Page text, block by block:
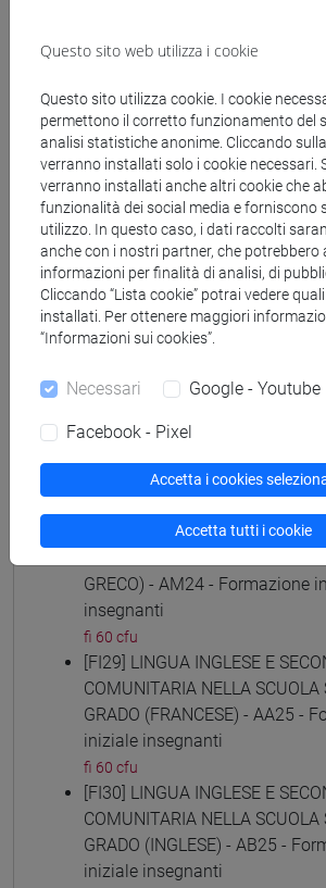
[FI24] LINGUE E CULTURE
ISTITUTI DI ISTRUZIONE DI II
(GIAPPONESE) - AJ24 -
insegnanti
fi 60 cfu
[FI25] LINGUE E CULTURE
ISTITUTI DI ISTRUZIONE DI II
(PORTOGHESE) - AN24 -
insegnanti
fi 60 cfu
[FI26] LINGUA E CULTURA
(EBRAICO) - AK24 - Formazione
[FI27] LINGUA E CULTURA
insegnanti
[FI28] LINGUE E CULTURE
GRECO) - AM24 - Formazione
insegnanti
fi 60 cfu
[FI29] LINGUA INGLESE E
COMUNITARIA NELLA SCUOLA
GRADO (FRANCESE) - AA25 -
iniziale insegnanti
fi 60 cfu
[FI30] LINGUA INGLESE E
COMUNITARIA NELLA SCUOLA
GRADO (INGLESE) - AB25 -
iniziale insegnanti
Questo sito web utilizza i cookie
Questo sito utilizza cookie. I cookie
permettono il corretto funzionamento del
analisi statistiche anonime. Cliccando
verranno installati solo i cookie necessari.
verranno installati anche altri cookie che
funzionalità dei social media e forniscono
utilizzo. In questo caso, i dati raccolti
anche con i nostri partner, che potrebbero
informazioni per finalità di analisi, di
Cliccando “Lista cookie” potrai vedere
installati. Per ottenere maggiori
“Informazioni sui cookies”.
Necessari Google - Youtube
Facebook - Pixel
Accetta i cookies
Accetta tutti i cookie